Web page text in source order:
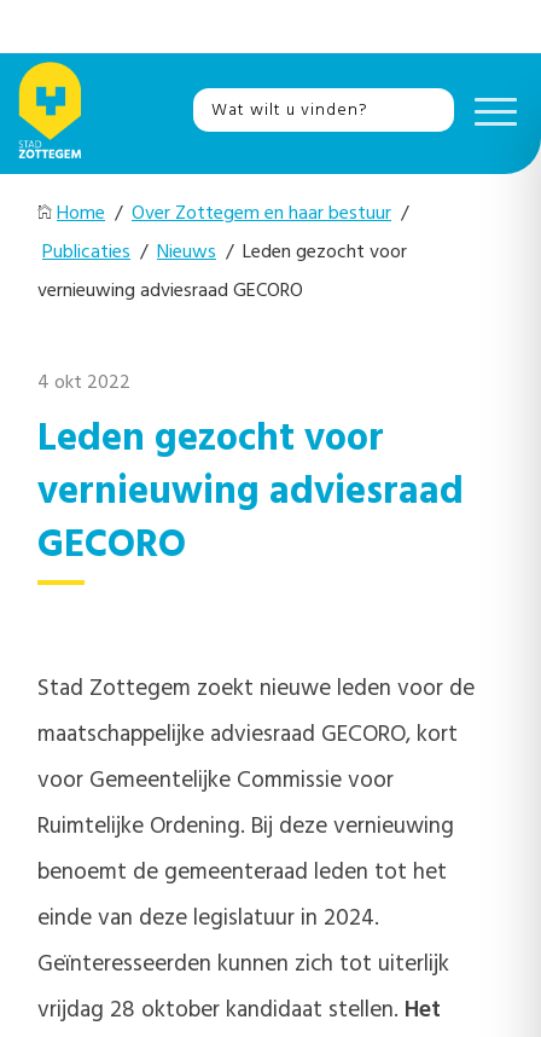
Home / Over Zottegem en haar bestuur /
Publicaties / Nieuws / Leden gezocht voor
vernieuwing adviesraad GECORO
4 okt 2022
Leden gezocht voor
vernieuwing adviesraad
GECORO
Stad Zottegem zoekt nieuwe leden voor de
maatschappelijke adviesraad GECORO, kort
voor Gemeentelijke Commissie voor
Ruimtelijke Ordening. Bij deze vernieuwing
benoemt de gemeenteraad leden tot het
einde van deze legislatuur in 2024.
Geïnteresseerden kunnen zich tot uiterlijk
vrijdag 28 oktober kandidaat stellen. Het